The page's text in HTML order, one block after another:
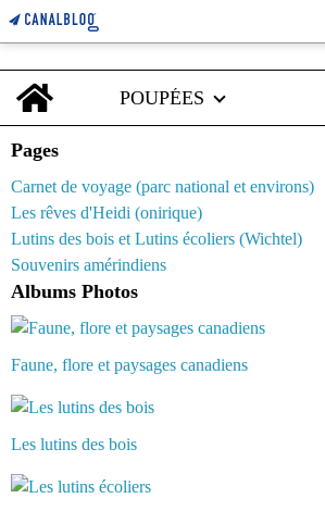
Home
POUPÉES
Pages
Carnet de voyage (parc national et environs)
Les rêves d'Heidi (onirique)
Lutins des bois et Lutins écoliers (Wichtel)
Souvenirs amérindiens
Albums Photos
Faune, flore et paysages canadiens
Les lutins des bois